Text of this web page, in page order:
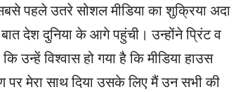
पहले उतरे सोशल मीडिया का शुक्रिया अदा
देश दुनिया के आगे पहुंची। उन्होंने प्रिंट व
उन्हें विश्वास हो गया है कि मीडिया हाउस
मेरा साथ दिया उसके लिए मैं उन सभी की